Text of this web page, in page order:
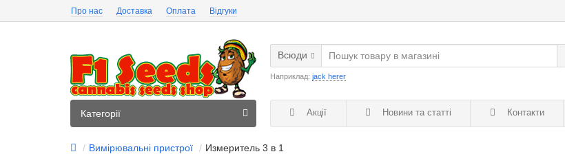
Про нас Доставка Оплата Відгуки
Всюди
Наприклад: jack herer
Акції Новини та статті Контакти
Категорії
Вимірювальні пристрої Измеритель 3 в 1